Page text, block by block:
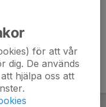
för att vår
dig. De används
hjälpa oss att